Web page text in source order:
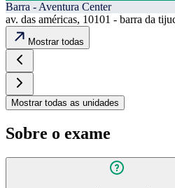
Barra - Aventura Center
av. das américas, 10101 - barra da
Mostrar todas
Mostrar todas as unidades
Sobre o exame